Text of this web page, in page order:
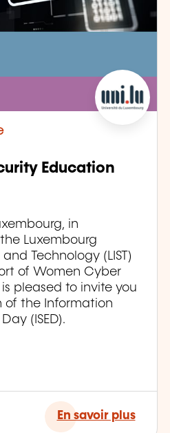
Education
in
Luxembourg
Technology (LIST)
of Women Cyber
is pleased to invite you
of the Information
(ISED).
En savoir plus